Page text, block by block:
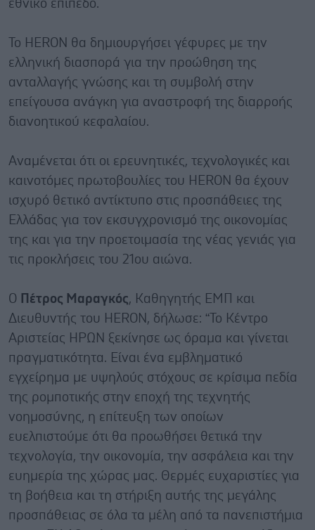
εθνικό επίπεδο.
Το HERON θα δημιουργήσει γέφυρες με την
ελληνική διασπορά για την προώθηση της
ανταλλαγής γνώσης και τη συμβολή στην
επείγουσα ανάγκη για αναστροφή της διαρροής
διανοητικού κεφαλαίου.
Αναμένεται ότι οι ερευνητικές, τεχνολογικές και
καινοτόμες πρωτοβουλίες του HERON θα έχουν
ισχυρό θετικό αντίκτυπο στις προσπάθειες της
Ελλάδας για τον εκσυγχρονισμό της οικονομίας
της και για την προετοιμασία της νέας γενιάς για
τις προκλήσεις του 21ου αιώνα.
Ο Πέτρος Μαραγκός, Καθηγητής ΕΜΠ και
Διευθυντής του HERON, δήλωσε: “Το Κέντρο
Αριστείας ΗΡΩΝ ξεκίνησε ως όραμα και γίνεται
πραγματικότητα. Είναι ένα εμβληματικό
εγχείρημα με υψηλούς στόχους σε κρίσιμα πεδία
της ρομποτικής στην εποχή της τεχνητής
νοημοσύνης, η επίτευξη των οποίων
ευελπιστούμε ότι θα προωθήσει θετικά την
τεχνολογία, την οικονομία, την ασφάλεια και την
ευημερία της χώρας μας. Θερμές ευχαριστίες για
τη βοήθεια και τη στήριξη αυτής της μεγάλης
προσπάθειας σε όλα τα μέλη από τα πανεπιστήμια